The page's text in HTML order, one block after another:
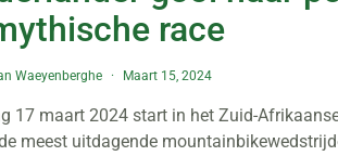
race
Waeyenberghe Maart 15, 2024
17 maart 2024 start in het Zuid-
meest uitdagende